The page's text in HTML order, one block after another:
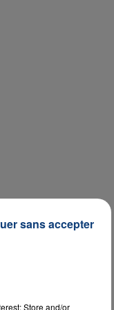
Store and/or
sans accepter